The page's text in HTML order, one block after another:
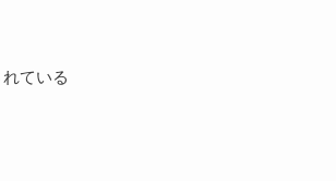
ている